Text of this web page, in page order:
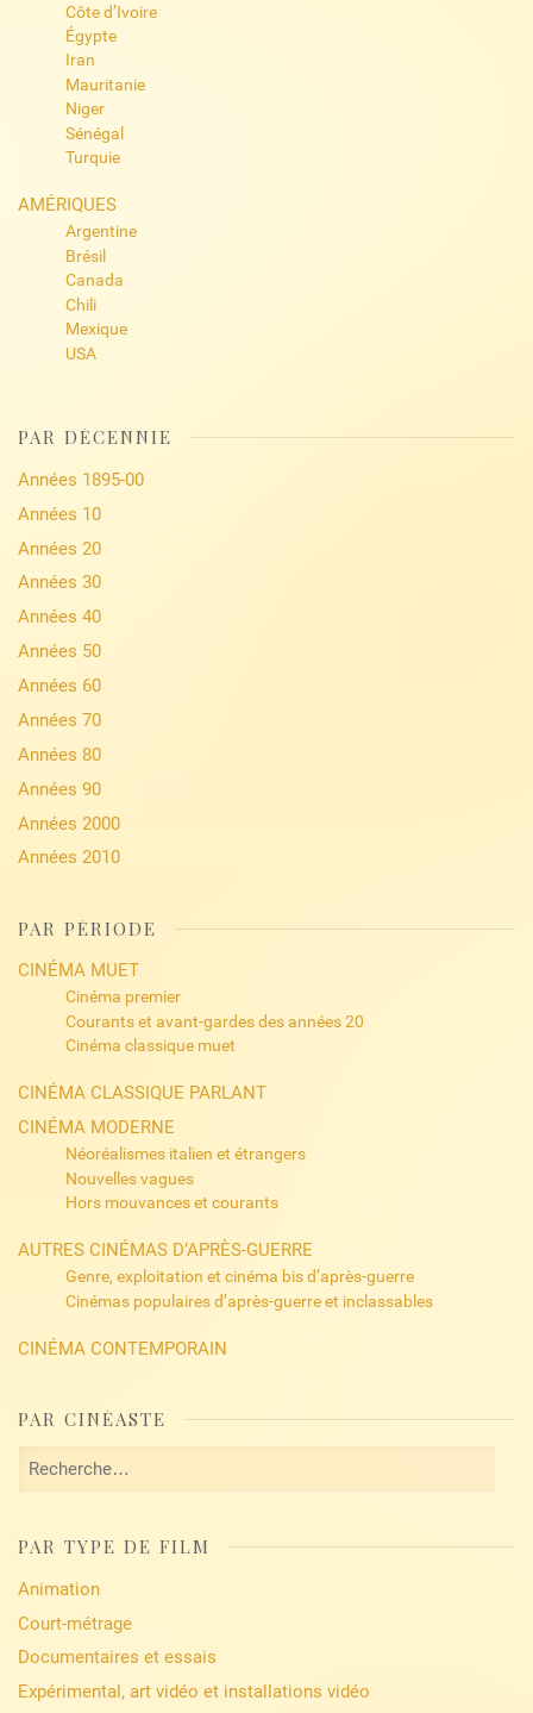
Côte d’Ivoire
Égypte
Iran
Mauritanie
Niger
Sénégal
Turquie
AMÉRIQUES
Argentine
Brésil
Canada
Chili
Mexique
USA
PAR DÉCENNIE
Années 1895-00
Années 10
Années 20
Années 30
Années 40
Années 50
Années 60
Années 70
Années 80
Années 90
Années 2000
Années 2010
PAR PÉRIODE
CINÉMA MUET
Cinéma premier
Courants et avant-gardes des années 20
Cinéma classique muet
CINÉMA CLASSIQUE PARLANT
CINÉMA MODERNE
Néoréalismes italien et étrangers
Nouvelles vagues
Hors mouvances et courants
AUTRES CINÉMAS D’APRÈS-GUERRE
Genre, exploitation et cinéma bis d’après-guerre
Cinémas populaires d’après-guerre et inclassables
CINÉMA CONTEMPORAIN
PAR CINÉASTE
Rechercher :
PAR TYPE DE FILM
Animation
Court-métrage
Documentaires et essais
Expérimental, art vidéo et installations vidéo